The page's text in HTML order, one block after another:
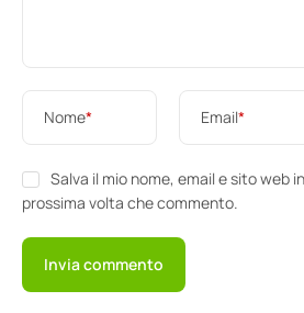
Nome* Email*
Salva il mio nome, email e sito web
prossima volta che commento.